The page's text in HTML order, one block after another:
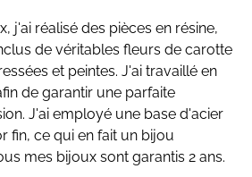
j'ai réalisé des pièces en résine,
de véritables fleurs de carotte
et peintes. J'ai travaillé en
de garantir une parfaite
J'ai employé une base d'acier
fin, ce qui en fait un bijou
mes bijoux sont garantis 2 ans.